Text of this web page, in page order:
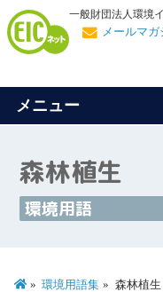
一般財団法人環境
メールマ
メニュー
森林植生
環境用語
環境用語集 森林植生